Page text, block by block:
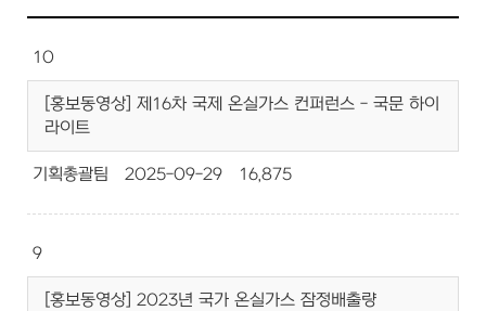
10
[홍보동영상] 제16차 국제 온실가스 컨퍼런스 - 국문 하이
라이트
기획총괄팀 2025-09-29 16,875
9
[홍보동영상] 2023년 국가 온실가스 잠정배출량